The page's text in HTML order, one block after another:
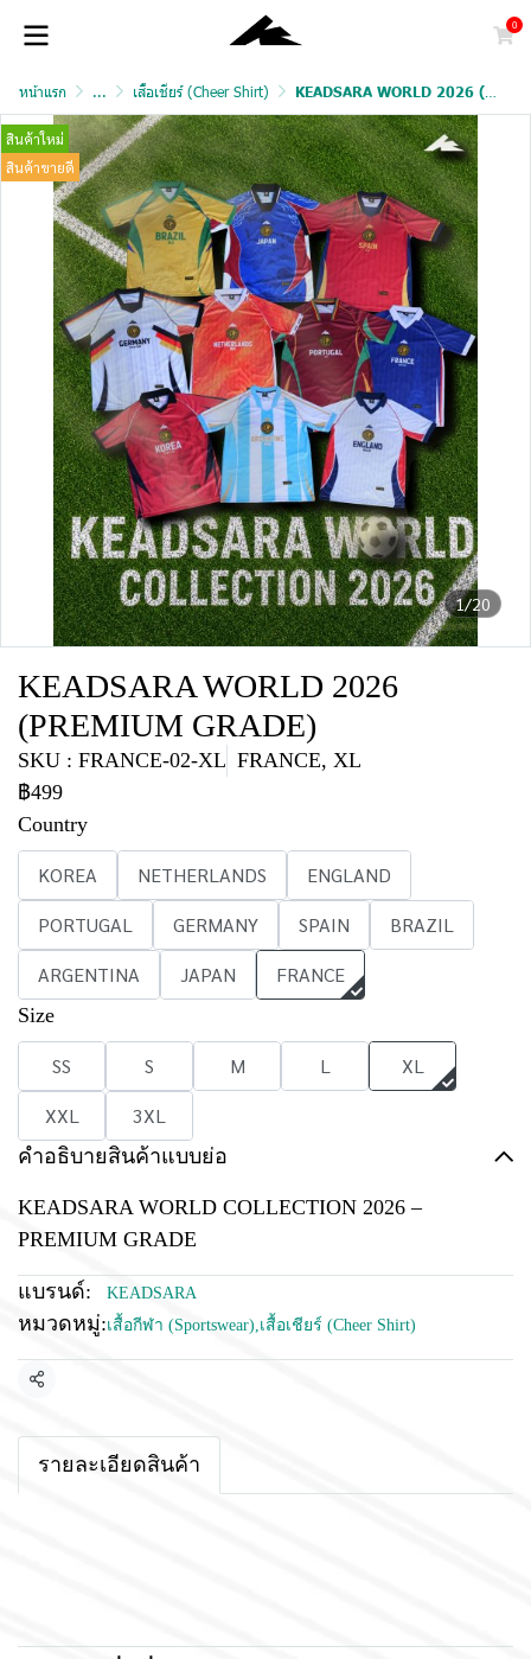
0
หน้าแรก ... เสื้อเชียร์ (Cheer Shirt) KEADSARA WORLD 2026 (PREMIUM GRADE)
1/20
สินค้าใหม่
สินค้าขายดี
KEADSARA WORLD 2026
(PREMIUM GRADE)
SKU : FRANCE-02-XL FRANCE, XL
฿499
Country
KOREA NETHERLANDS
ENGLAND
PORTUGAL
GERMANY SPAIN
BRAZIL
ARGENTINA
JAPAN FRANCE
Size
SS S M L
XL
XXL
3XL
คำอธิบายสินค้าแบบย่อ
KEADSARA WORLD COLLECTION 2026 –
PREMIUM GRADE
แบรนด์: KEADSARA
หมวดหมู่:เสื้อกีฬา (Sportswear),เสื้อเชียร์ (Cheer Shirt)
แชร์
รายละเอียดสินค้า